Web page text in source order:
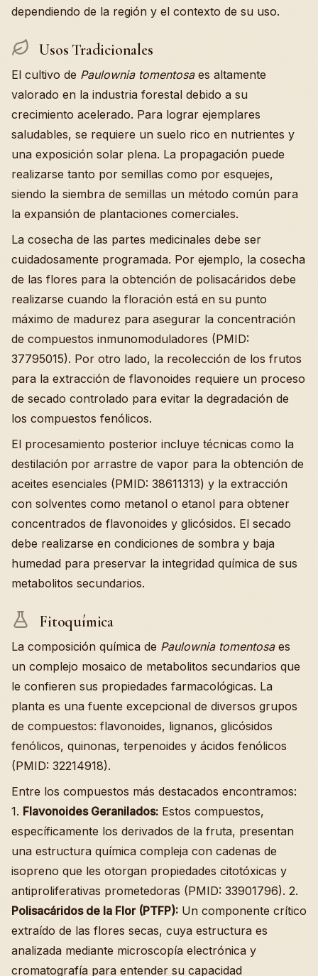
dependiendo de la región y el contexto de su uso.
Usos Tradicionales
El cultivo de Paulownia tomentosaes altamente
valorado en la industria forestal debido a su
crecimiento acelerado. Para lograr ejemplares
saludables, se requiere un suelo rico en nutrientes y
una exposición solar plena. La propagación puede
realizarse tanto por semillas como por esquejes,
siendo la siembra de semillas un método común para
la expansión de plantaciones comerciales.
La cosecha de las partes medicinales debe ser
cuidadosamente programada. Por ejemplo, la cosecha
de las flores para la obtención de polisacáridos debe
realizarse cuando la floración está en su punto
máximo de madurez para asegurar la concentración
de compuestos inmunomoduladores (PMID:
37795015). Por otro lado, la recolección de los frutos
para la extracción de flavonoides requiere un proceso
de secado controlado para evitar la degradación de
los compuestos fenólicos.
El procesamiento posterior incluye técnicas como la
destilación por arrastre de vapor para la obtención de
aceites esenciales (PMID: 38611313) y la extracción
con solventes como metanol o etanol para obtener
concentrados de flavonoides y glicósidos. El secado
debe realizarse en condiciones de sombra y baja
humedad para preservar la integridad química de sus
metabolitos secundarios.
Fitoquímica
La composición química de Paulownia tomentosaes
un complejo mosaico de metabolitos secundarios que
le confieren sus propiedades farmacológicas. La
planta es una fuente excepcional de diversos grupos
de compuestos: flavonoides, lignanos, glicósidos
fenólicos, quinonas, terpenoides y ácidos fenólicos
(PMID: 32214918).
Entre los compuestos más destacados encontramos:
1. Flavonoides Geranilados: Estos compuestos,
específicamente los derivados de la fruta, presentan
una estructura química compleja con cadenas de
isopreno que les otorgan propiedades citotóxicas y
antiproliferativas prometedoras (PMID: 33901796). 2.
Polisacáridos de la Flor (PTFP): Un componente crítico
extraído de las flores secas, cuya estructura es
analizada mediante microscopía electrónica y
cromatografía para entender su capacidad